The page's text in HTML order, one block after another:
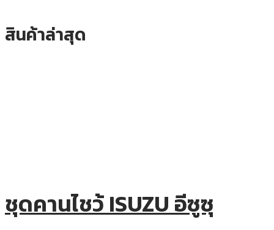
สินค้าล่าสุด
ชุดคานไชว้ ISUZU อีซูซุ